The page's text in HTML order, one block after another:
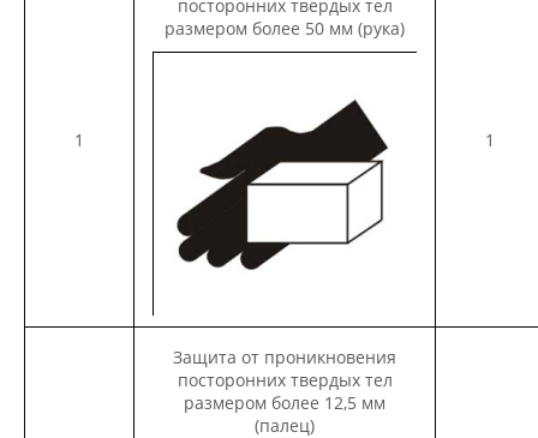
1
посторонних твердых тел
размером более 50 мм (рука)
1
Защита от проникновения
посторонних твердых тел
размером более 12,5 мм
(палец)